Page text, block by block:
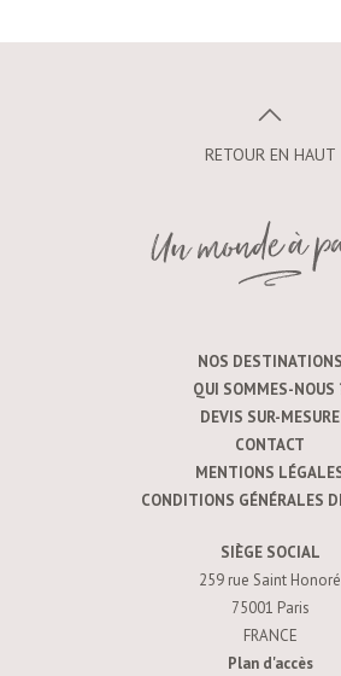
RETOUR EN HAUT
NOS DESTINATIONS
QUI SOMMES-NOUS
DEVIS SUR-MESURE
CONTACT
MENTIONS
CONDITIONS GÉNÉRALES
SIÈGE SOCIAL
259 rue Saint Honoré
75001 Paris
FRANCE
Plan d'accès